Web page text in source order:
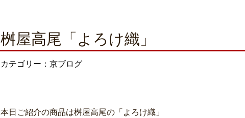
桝屋高尾「よろけ織」
カテゴリー：京ブログ
本日ご紹介の商品は桝屋高尾の「よろけ織」